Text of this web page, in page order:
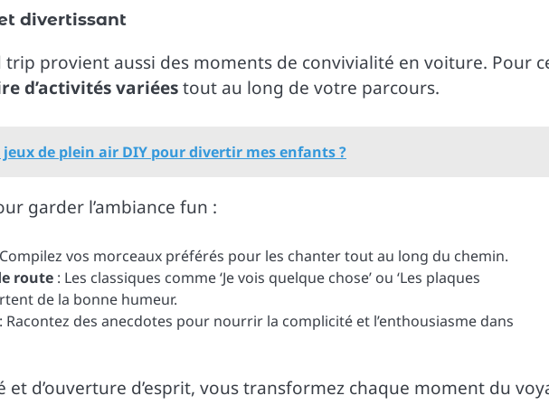
divertissant
trip provient aussi des moments de convivialité en voiture. Pour
d’activités variéestout au long de votre parcours.
jeux de plein air DIY pour divertir mes enfants ?
garder l’ambiance fun :
vos morceaux préférés pour les chanter tout au long du chemin.
route : Les classiques comme ‘Je vois quelque chose’ ou ‘Les plaques
de la bonne humeur.
: Racontez des anecdotes pour nourrir la complicité et l’enthousiasme dans
d’ouverture d’esprit, vous transformez chaque moment du